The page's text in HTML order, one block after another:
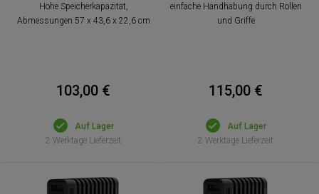
Hohe Speicherkapazität,
Abmessungen 57 x 43,6 x 22,6 cm
103,00 €
Auf Lager
2 Werktage Lieferzeit
einfache Handhabung durch Rollen
und Griffe
115,00 €
Auf Lager
2 Werktage Lieferzeit